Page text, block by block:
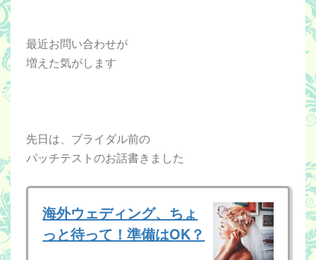
最近お問い合わせが
増えた気がします
先日は、ブライダル前の
パッチテストのお話書きました
海外ウェディング、ちょ
っと待って！準備はOK？